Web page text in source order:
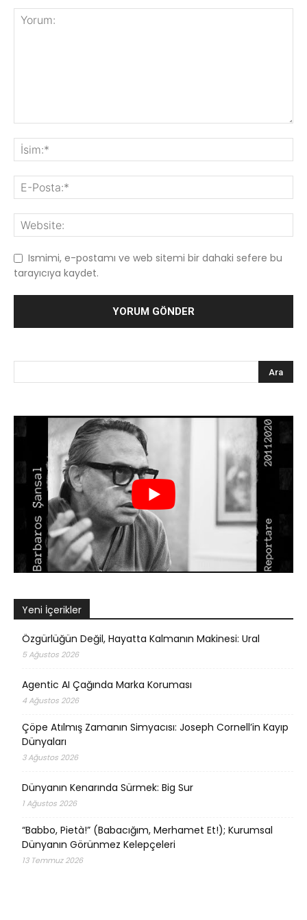
Ismimi, e-postamı ve web sitemi bir dahaki sefere bu
tarayıcıya kaydet.
Yeni İçerikler
Özgürlüğün Değil, Hayatta Kalmanın Makinesi: Ural
5 Ağustos 2026
Agentic AI Çağında Marka Koruması
4 Ağustos 2026
Çöpe Atılmış Zamanın Simyacısı: Joseph Cornell’in Kayıp
Dünyaları
3 Ağustos 2026
Dünyanın Kenarında Sürmek: Big Sur
1 Ağustos 2026
“Babbo, Pietà!” (Babacığım, Merhamet Et!); Kurumsal
Dünyanın Görünmez Kelepçeleri
13 Temmuz 2026